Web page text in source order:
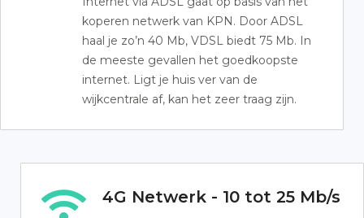
koperen netwerk van KPN. Door ADSL
haal je zo’n 40 Mb, VDSL biedt 75 Mb. In
de meeste gevallen het goedkoopste
internet. Ligt je huis ver van de
wijkcentrale af, kan het zeer traag zijn.
4G Netwerk - 10 tot 25 Mb/s